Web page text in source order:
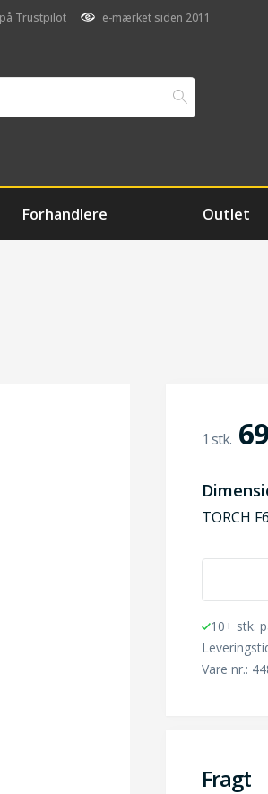
Trustpilot e-mærket siden 2011
Forhandlere Outlet
TORCH
10+ stk.
Vare nr.:
Fragt